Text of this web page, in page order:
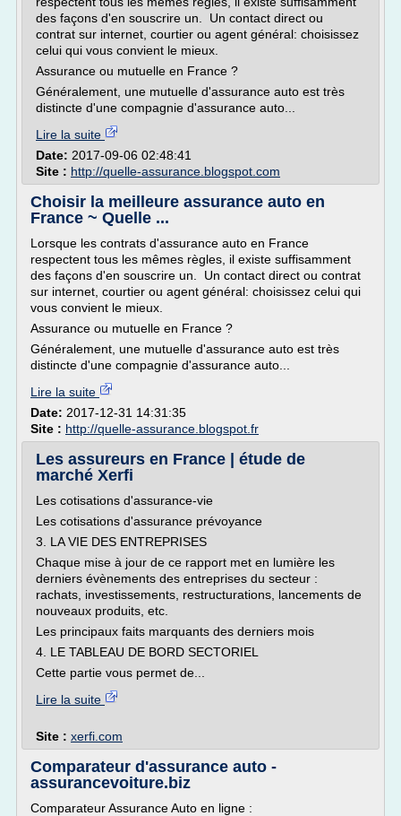
des façons d'en souscrire un. Un contact direct ou
contrat sur internet, courtier ou agent général: choisissez
celui qui vous convient le mieux.
Assurance ou mutuelle en France ?
Généralement, une mutuelle d'assurance auto est très
distincte d'une compagnie d'assurance auto...
Lire la suite
Date: 2017-09-06 02:48:41
Site : http://quelle-assurance.blogspot.com
Choisir la meilleure assurance auto en
France ~ Quelle ...
Lorsque les contrats d'assurance auto en France
respectent tous les mêmes règles, il existe suffisamment
des façons d'en souscrire un. Un contact direct ou contrat
sur internet, courtier ou agent général: choisissez celui qui
vous convient le mieux.
Assurance ou mutuelle en France ?
Généralement, une mutuelle d'assurance auto est très
distincte d'une compagnie d'assurance auto...
Lire la suite
Date: 2017-12-31 14:31:35
Site : http://quelle-assurance.blogspot.fr
Les assureurs en France | étude de
marché Xerfi
Les cotisations d'assurance-vie
Les cotisations d'assurance prévoyance
3. LA VIE DES ENTREPRISES
Chaque mise à jour de ce rapport met en lumière les
derniers évènements des entreprises du secteur :
rachats, investissements, restructurations, lancements de
nouveaux produits, etc.
Les principaux faits marquants des derniers mois
4. LE TABLEAU DE BORD SECTORIEL
Cette partie vous permet de...
Lire la suite
Site : xerfi.com
Comparateur d'assurance auto -
assurancevoiture.biz
Comparateur Assurance Auto en ligne :